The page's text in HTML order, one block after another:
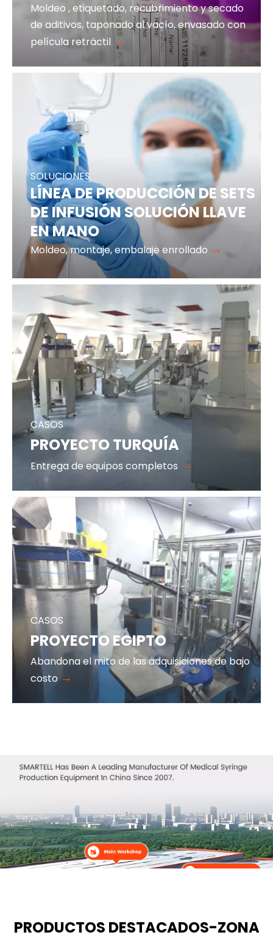
Moldeo , etiquetado, recubrimiento y secado
de aditivos, taponado al vacío, envasado con
película retráctil →
SOLUCIONES
LÍNEA DE PRODUCCIÓN DE SETS
DE INFUSIÓN SOLUCIÓN LLAVE
EN MANO
Moldeo, montaje, embalaje enrollado →
CASOS
PROYECTO TURQUÍA
Entrega de equipos completos →
CASOS
PROYECTO EGIPTO
Abandona el mito de las adquisiciones de bajo
costo→
PRODUCTOS DESTACADOS-ZONA